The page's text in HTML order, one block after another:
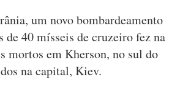
um novo bombardeamento
de 40 mísseis de cruzeiro fez na
mortos em Kherson, no sul do
na capital, Kiev.